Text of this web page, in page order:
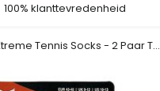
100% klanttevredenheid
Tennis Socks - 2 Paar T...